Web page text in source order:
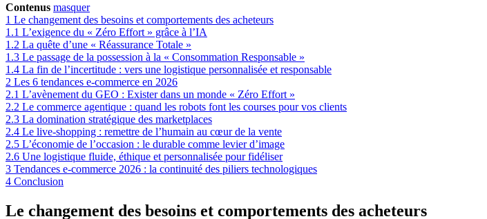
Contenus masquer
1 Le changement des besoins et comportements des acheteurs
1.1 L’exigence du « Zéro Effort » grâce à l’IA
1.2 La quête d’une « Réassurance Totale »
1.3 Le passage de la possession à la « Consommation Responsable »
1.4 La fin de l’incertitude : vers une logistique personnalisée et responsable
2 Les 6 tendances e-commerce en 2026
2.1 L’avènement du GEO : Exister dans un monde « Zéro Effort »
2.2 Le commerce agentique : quand les robots font les courses pour vos clients
2.3 La domination stratégique des marketplaces
2.4 Le live-shopping : remettre de l’humain au cœur de la vente
2.5 L’économie de l’occasion : le durable comme levier d’image
2.6 Une logistique fluide, éthique et personnalisée pour fidéliser
3 Tendances e-commerce 2026 : la continuité des piliers technologiques
4 Conclusion
Le changement des besoins et comportements des acheteurs